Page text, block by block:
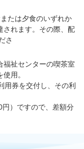
たは夕食のいずれか
されます。その際、配
さ
福祉センターの喫茶室
用。
用券を交付し、その利
）ですので、差額分